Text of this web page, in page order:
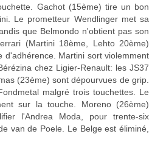
Gachot (15ème) tire un bon
Le prometteur Wendlinger met sa
que Belmondo n'obtient pas son
(Martini 18ème, Lehto 20ème)
d'adhérence. Martini sort violemment
chez Ligier-Renault: les JS37
(23ème) sont dépourvues de grip.
malgré trois touchettes. Le
sur la touche. Moreno (26ème)
l'Andrea Moda, pour trente-six
van de Poele. Le Belge est éliminé,